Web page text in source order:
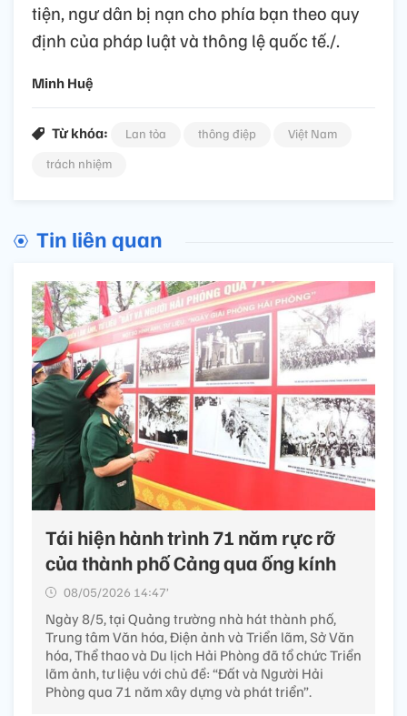
tiện, ngư dân bị nạn cho phía bạn theo quy
định của pháp luật và thông lệ quốc tế./.
Minh Huệ
Từ khóa: Lan tỏa thông điệp
Việt Nam
trách nhiệm
Tin liên quan
Tái hiện hành trình 71 năm rực rỡ
của thành phố Cảng qua ống kính
08/05/2026 14:47’
Ngày 8/5, tại Quảng trường nhà hát thành phố,
Trung tâm Văn hóa, Điện ảnh và Triển lãm, Sở Văn
hóa, Thể thao và Du lịch Hải Phòng đã tổ chức Triển
lãm ảnh, tư liệu với chủ đề: “Đất và Người Hải
Phòng qua 71 năm xây dựng và phát triển”.